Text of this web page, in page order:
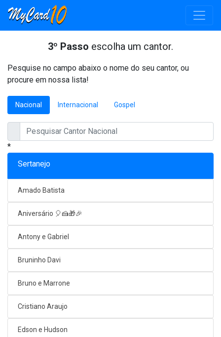
3º Passo escolha um cantor.
Pesquise no campo abaixo o nome do seu cantor, ou
procure em nossa lista!
Nacional Internacional Gospel
*
Sertanejo
Amado Batista
Aniversário 🎈🍰🎁🎉
Antony e Gabriel
Bruninho Davi
Bruno e Marrone
Cristiano Araujo
Edson e Hudson